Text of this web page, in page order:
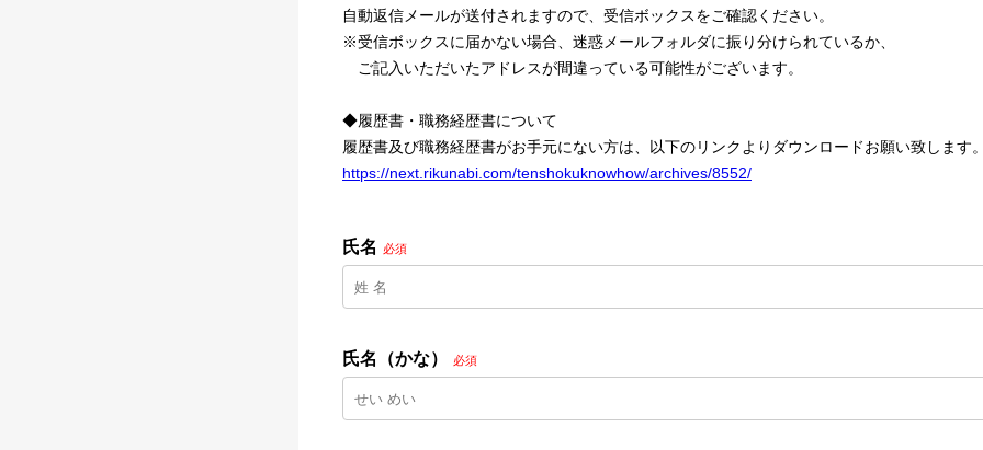
自動返信メールが送付されますので、受信ボックスをご確認ください。
※受信ボックスに届かない場合、迷惑メールフォルダに振り分けられているか、
ご記入いただいたアドレスが間違っている可能性がございます。
◆履歴書・職務経歴書について
履歴書及び職務経歴書がお手元にない方は、以下のリンクよりダウンロードお願い致します。
https://next.rikunabi.com/tenshokuknowhow/archives/8552/
氏名 必須
氏名（かな） 必須